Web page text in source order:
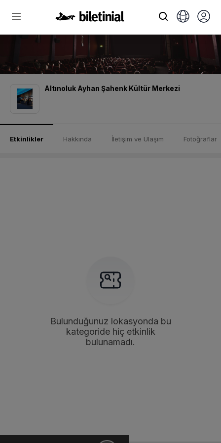
Altınoluk Ayhan Şahenk Kültür Merkezi
Etkinlikler Hakkında İletişim ve Ulaşım Fotoğraflar
Bulunduğunuz lokasyonda bu
kategoride hiç etkinlik
bulunamadı.